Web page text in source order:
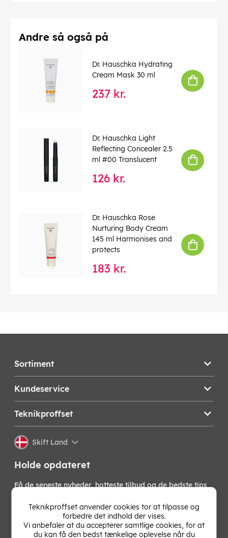
Andre så også på
Dr. Hauschka Hydrating
Cream Mask 30 ml
237 kr.
Dr. Hauschka Light
Reflecting Concealer 2.5
ml #00 Translucent
126 kr.
Dr. Hauschka Rose
Nurturing Body Cream
145 ml Harmonises and
protects
183 kr.
Sortiment
Kundeservice
Teknikproffset
Skift Land
Holde opdateret
Få de seneste nyheder, hotteste tilbud og de bedste tips
nyhedsbrev!
OK
Teknikproffset anvender cookies tor at tilpasse og
forbedre det indhold der vises.
Vi anbefaler at du accepterer samtlige cookies, for at
du kan få den bedst tænkelige oplevelse når du